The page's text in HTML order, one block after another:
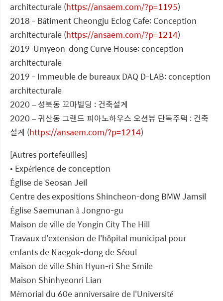
architecturale (https://ansaem.com/?p=1195)
2018 - Bâtiment Cheongju Eclog Cafe: Conception
architecturale (https://ansaem.com/?p=1214)
2019-Umyeon-dong Curve House: conception
architecturale
2019 - Immeuble de bureaux DAQ D-LAB: conception
architecturale
2020 – 성북동 꼬마빌딩 : 건축설계
2020 – 귀산동 그랜드 피아노하우스 오션뷰 단독주택 : 건축
설계 (https://ansaem.com/?p=1214)
[Autres portefeuilles]
• Expérience de conception
Église de Seosan Jeil
Centre des expositions Shincheon-dong BMW Jamsil
Église Saemunan à Jongno-gu
Maison de ville de Yongin City The Hill
Travaux d'extension de l'hôpital municipal pour
enfants de Naegok-dong de Séoul
Maison de ville Shin Hyun-ri She Smile
Maison Shinhyeonri Lian
Mémorial du 60e anniversaire de l'Université